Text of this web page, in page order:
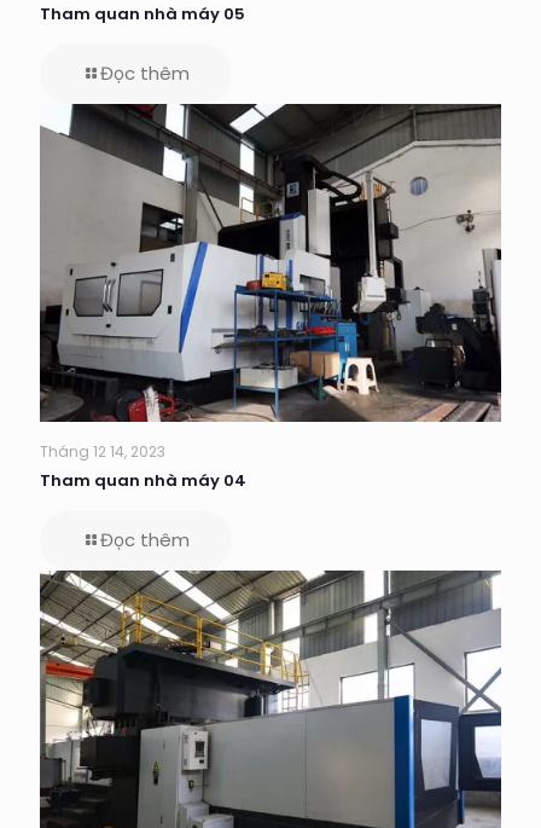
Tham quan nhà máy 05
Đọc thêm
Tháng 12 14, 2023
Tham quan nhà máy 04
Đọc thêm